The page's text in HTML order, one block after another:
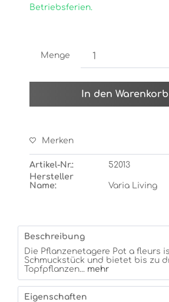
Betriebsferien.
Menge
In den Warenkorb
Merken
Artikel-Nr.:
52013
Hersteller
Name:
Varia Living
Beschreibung
Die Pflanzenetagere Pot a fleurs
Schmuckstück und bietet bis zu
Topfpflanzen... mehr
Eigenschaften